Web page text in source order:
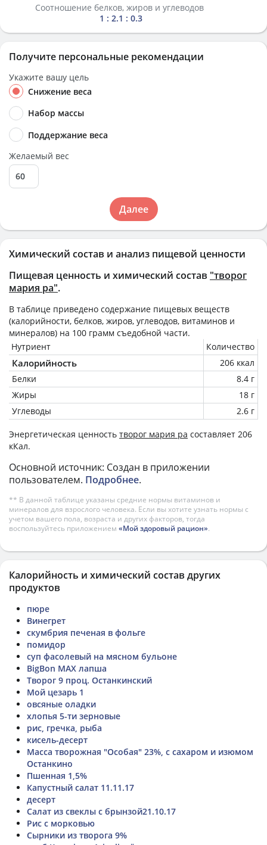
Химический состав и анализ пищевой ценности
Пищевая ценность и химический состав "творог
мария ра".
В таблице приведено содержание пищевых веществ
(калорийности, белков, жиров, углеводов, витаминов и
минералов) на 100 грамм съедобной части.
Нутриент
Количество
Калорийность
206 ккал
Белки
8.4 г
Жиры
18 г
Углеводы
2.6 г
Энергетическая ценность творог мария ра составляет 206
кКал.
Основной источник: Создан в приложении
пользователем. Подробнее.
** В данной таблице указаны средние нормы витаминов и
минералов для взрослого человека. Если вы хотите узнать нормы с
учетом вашего пола, возраста и других факторов, тогда
воспользуйтесь приложением «Мой здоровый рацион».
Соотношение белков, жиров и углеводов
1 : 2.1 : 0.3
Получите персональные рекомендации
Укажите вашу цель
Снижение веса
Набор массы
Поддержание веса
Желаемый вес
Далее
Калорийность и химический состав других
продуктов
пюре
Винегрет
скумбрия печеная в фольге
помидор
суп фасолевый на мясном бульоне
BigBon MAX лапша
Творог 9 проц. Останкинский
Мой цезарь 1
овсяные оладки
хлопья 5-ти зерновые
рис, гречка, рыба
кисель-десерт
Масса творожная "Особая" 23%, с сахаром и изюмом
Останкино
Пшенная 1,5%
Капустный салат 11.11.17
десерт
Салат из свеклы с брынзой21.10.17
Рис с морковью
Сырники из творога 9%